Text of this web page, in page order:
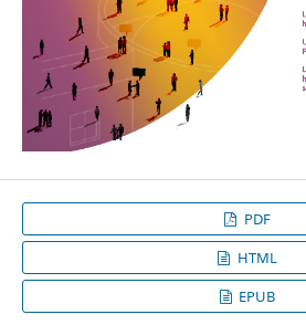
PDF
HTML
EPUB